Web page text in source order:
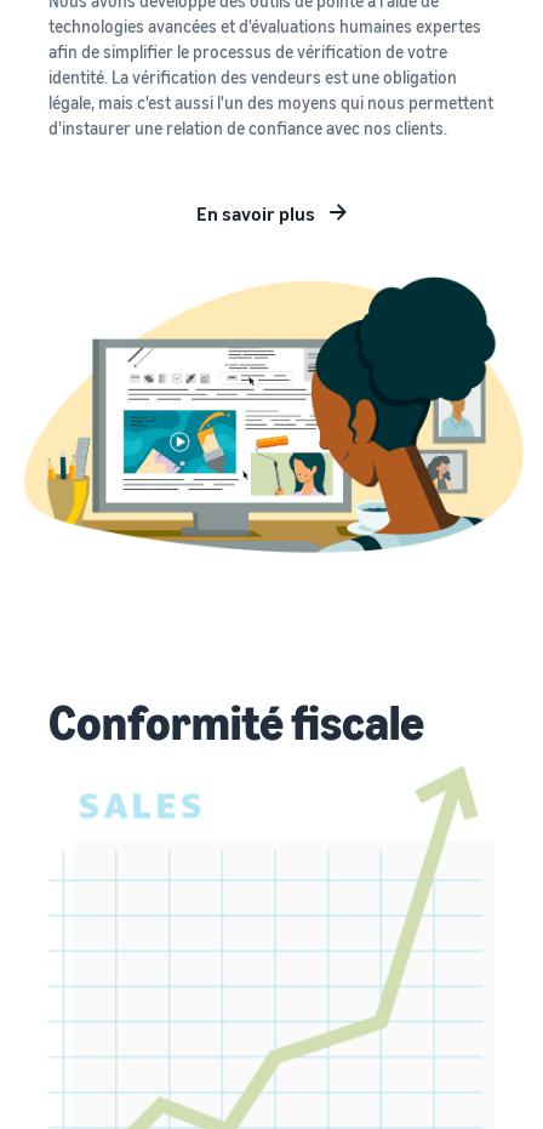
technologies avancées et d'évaluations humaines expertes
afin de simplifier le processus de vérification de votre
identité. La vérification des vendeurs est une obligation
légale, mais c'est aussi l'un des moyens qui nous permettent
d'instaurer une relation de confiance avec nos clients.
En savoir plus
Conformité fiscale